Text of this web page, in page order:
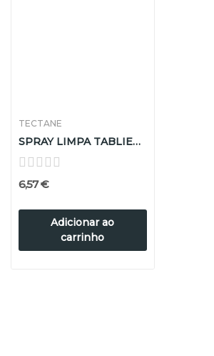
TECTANE
SPRAY LIMPA TABLIER LIMÃO 600ml
6,57 €
Adicionar ao
carrinho